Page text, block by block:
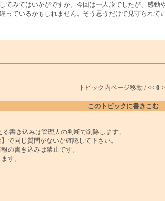
てみてはいかがですか。今回は一人旅でしたが、感
っているかもしれません。そう思うだけで見守られて
トピック内ページ移動 / << 0
このトピックに書きこむ
書き込みは管理人の判断で削除します。
で同じ質問がないか確認して下さい。
の書き込みは禁止です。
す。